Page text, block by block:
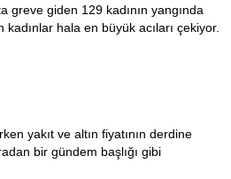
greve giden 129 kadının yangında
hala en büyük acıları çekiyor.
yakıt ve altın fiyatının derdine
bir gündem başlığı gibi